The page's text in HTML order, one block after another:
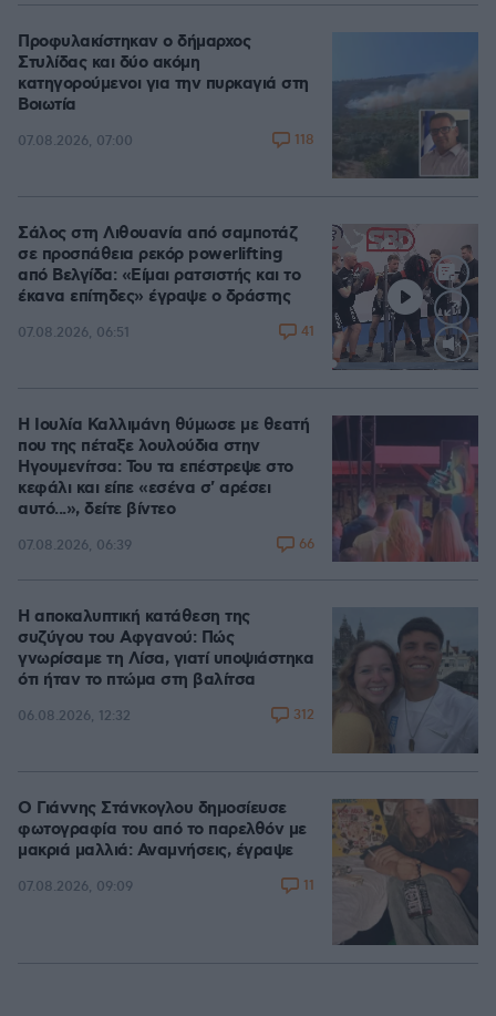
Προφυλακίστηκαν ο δήμαρχος
Στυλίδας και δύο ακόμη
κατηγορούμενοι για την πυρκαγιά στη
Βοιωτία
07.08.2026, 07:00 118
Loaded
Σάλος στη Λιθουανία από σαμποτάζ
σε προσπάθεια ρεκόρ powerlifting
από Βελγίδα: «Είμαι ρατσιστής και το
έκανα επίτηδες» έγραψε ο δράστης
07.08.2026, 06:51 41
Η Ιουλία Καλλιμάνη θύμωσε με θεατή
που της πέταξε λουλούδια στην
Ηγουμενίτσα: Του τα επέστρεψε στο
κεφάλι και είπε «εσένα σ' αρέσει
αυτό...», δείτε βίντεο
07.08.2026, 06:39 66
Η αποκαλυπτική κατάθεση της
συζύγου του Αφγανού: Πώς
γνωρίσαμε τη Λίσα, γιατί υποψιάστηκα
ότι ήταν το πτώμα στη βαλίτσα
06.08.2026, 12:32 312
Ο Γιάννης Στάνκογλου δημοσίευσε
φωτογραφία του από το παρελθόν με
μακριά μαλλιά: Αναμνήσεις, έγραψε
07.08.2026, 09:09 11